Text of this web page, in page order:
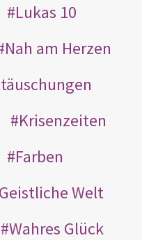
Lukas 10
Nah am Herzen
Krisenzeiten
Farben
Geistliche Welt
Wahres Glück